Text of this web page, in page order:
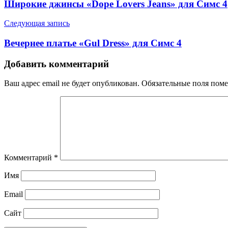
Широкие джинсы «Dope Lovers Jeans» для Симс 4
Следующая запись
Вечернее платье «Gul Dress» для Симс 4
Добавить комментарий
Ваш адрес email не будет опубликован. Обязательные поля
Комментарий *
Имя
Email
Сайт